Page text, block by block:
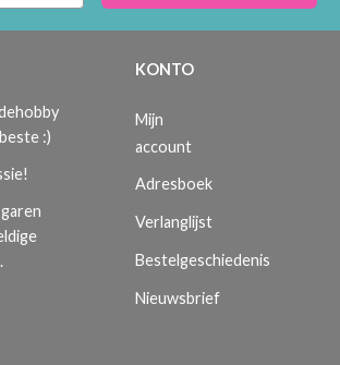
:)
KONTO
Mijn
account
Adresboek
Verlanglijst
Bestelgeschiedenis
Nieuwsbrief